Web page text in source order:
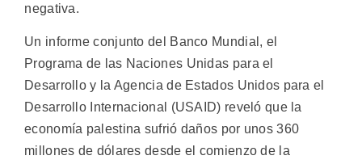
negativa.
Un informe conjunto del Banco Mundial, el
Programa de las Naciones Unidas para el
Desarrollo y la Agencia de Estados Unidos para el
Desarrollo Internacional (USAID) reveló que la
economía palestina sufrió daños por unos 360
millones de dólares desde el comienzo de la